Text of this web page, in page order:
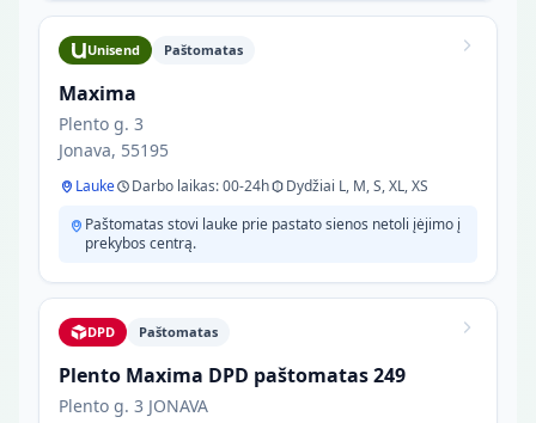
Unisend Paštomatas
Maxima
Plento g. 3
Jonava, 55195
Lauke Darbo laikas: 00-24h
Dydžiai L, M, S, XL, XS
Paštomatas stovi lauke prie pastato sienos netoli įėjimo į
prekybos centrą.
DPD Paštomatas
Plento Maxima DPD paštomatas 249
Plento g. 3 JONAVA